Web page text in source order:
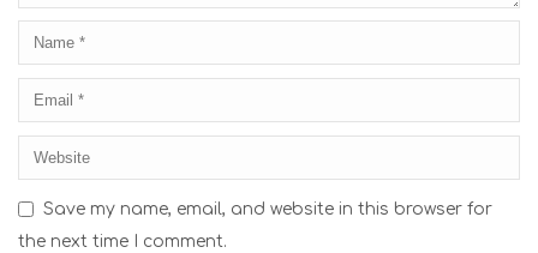
Save my name, email, and website in this browser for
the next time I comment.